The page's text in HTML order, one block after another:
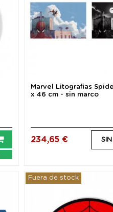
Marvel Litografias
x 46 cm - sin marco
234,65 €
Fuera de stock